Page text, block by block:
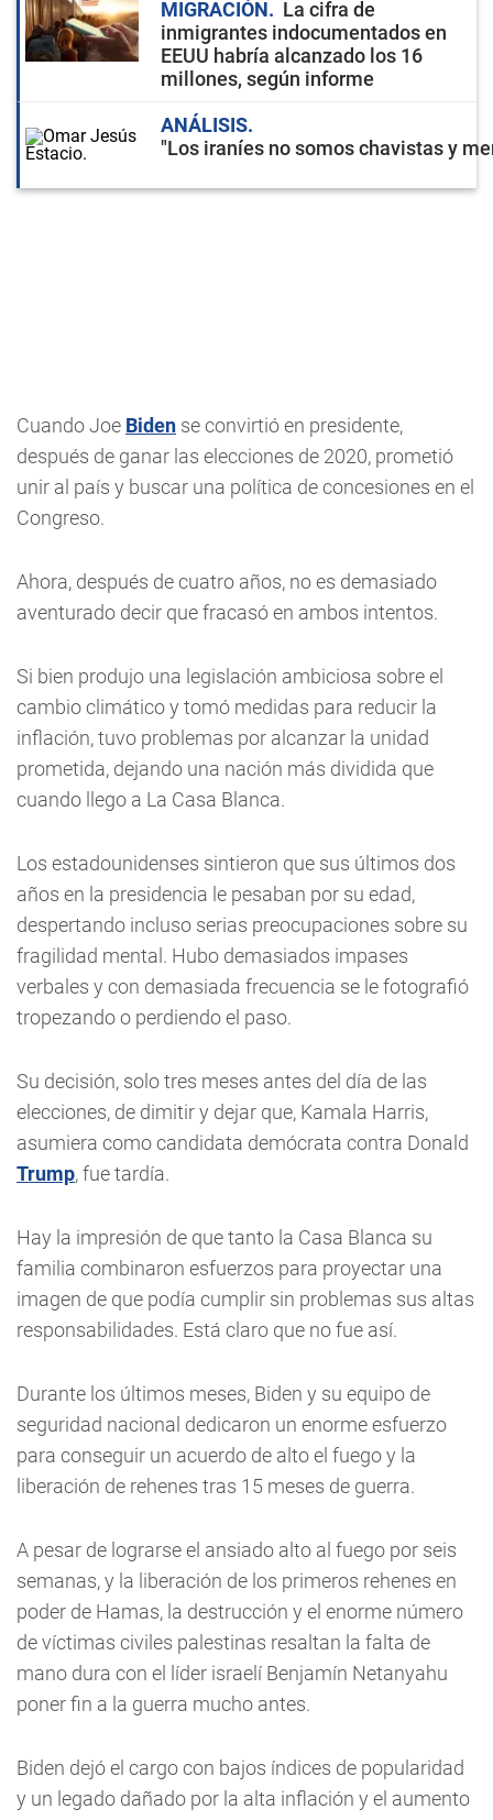
MIGRACIÓN
La cifra de
inmigrantes indocumentados en
EEUU habría alcanzado los 16
millones, según informe
ANÁLISIS
"Los iraníes no somos chavistas y
Cuando Joe Biden se convirtió en presidente,
después de ganar las elecciones de 2020, prometió
unir al país y buscar una política de concesiones en el
Congreso.
Ahora, después de cuatro años, no es demasiado
aventurado decir que fracasó en ambos intentos.
Si bien produjo una legislación ambiciosa sobre el
cambio climático y tomó medidas para reducir la
inflación, tuvo problemas por alcanzar la unidad
prometida, dejando una nación más dividida que
cuando llego a La Casa Blanca.
Los estadounidenses sintieron que sus últimos dos
años en la presidencia le pesaban por su edad,
despertando incluso serias preocupaciones sobre su
fragilidad mental. Hubo demasiados impases
verbales y con demasiada frecuencia se le fotografió
tropezando o perdiendo el paso.
Su decisión, solo tres meses antes del día de las
elecciones, de dimitir y dejar que, Kamala Harris,
asumiera como candidata demócrata contra Donald
Trump, fue tardía.
Hay la impresión de que tanto la Casa Blanca su
familia combinaron esfuerzos para proyectar una
imagen de que podía cumplir sin problemas sus altas
responsabilidades. Está claro que no fue así.
Durante los últimos meses, Biden y su equipo de
seguridad nacional dedicaron un enorme esfuerzo
para conseguir un acuerdo de alto el fuego y la
liberación de rehenes tras 15 meses de guerra.
A pesar de lograrse el ansiado alto al fuego por seis
semanas, y la liberación de los primeros rehenes en
poder de Hamas, la destrucción y el enorme número
de víctimas civiles palestinas resaltan la falta de
mano dura con el líder israelí Benjamín Netanyahu
poner fin a la guerra mucho antes.
Biden dejó el cargo con bajos índices de popularidad
y un legado dañado por la alta inflación y el aumento